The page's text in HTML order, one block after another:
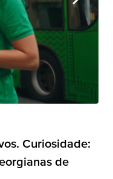
Curiosidade:
de